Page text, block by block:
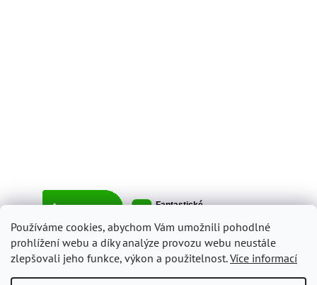
Používáme cookies, abychom Vám umožnili pohodlné
prohlížení webu a díky analýze provozu webu neustále
zlepšovali jeho funkce, výkon a použitelnost.Více informací